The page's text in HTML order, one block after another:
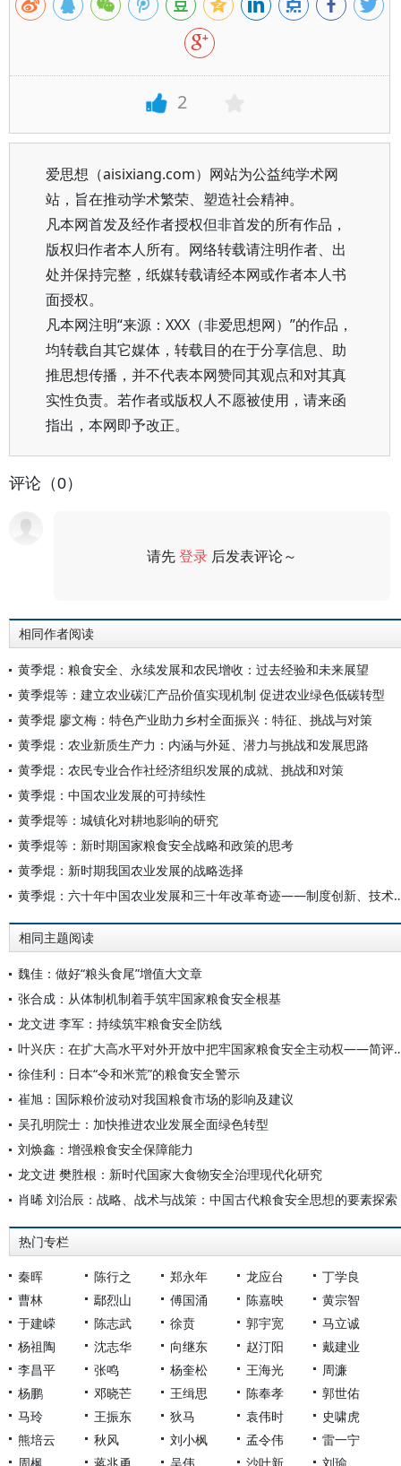
2
爱思想（aisixiang.com）网站为公益纯学术网
站，旨在推动学术繁荣、塑造社会精神。
凡本网首发及经作者授权但非首发的所有作品，
版权归作者本人所有。网络转载请注明作者、出
处并保持完整，纸媒转载请经本网或作者本人书
面授权。
凡本网注明“来源：XXX（非爱思想网）”的作品，
均转载自其它媒体，转载目的在于分享信息、助
推思想传播，并不代表本网赞同其观点和对其真
实性负责。若作者或版权人不愿被使用，请来函
指出，本网即予改正。
评论（0）
请先登录 后发表评论～
相同作者阅读
黄季焜：粮食安全、永续发展和农民增收：过去经验和未来展望
黄季焜等：建立农业碳汇产品价值实现机制 促进农业绿色低碳转型
黄季焜 廖文梅：特色产业助力乡村全面振兴：特征、挑战与对策
黄季焜：农业新质生产力：内涵与外延、潜力与挑战和发展思路
黄季焜：农民专业合作社经济组织发展的成就、挑战和对策
黄季焜：中国农业发展的可持续性
黄季焜等：城镇化对耕地影响的研究
黄季焜等：新时期国家粮食安全战略和政策的思考
黄季焜：新时期我国农业发展的战略选择
黄季焜：六十年中国农业发展和
相同主题阅读
魏佳：做好“粮头食尾”增值大文章
张合成：从体制机制着手筑牢国家粮食安全根基
龙文进 李军：持续筑牢粮食安全防线
叶兴庆：在扩大高水平对外开放中把牢国家粮
徐佳利：日本“令和米荒”的粮食安全警示
崔旭：国际粮价波动对我国粮食市场的影响及建议
吴孔明院士：加快推进农业发展全面绿色转型
刘焕鑫：增强粮食安全保障能力
龙文进 樊胜根：新时代国家大食物安全治理现代化研究
肖晞 刘治辰：战略、战术与战策：中国古代粮食安全思想的要素探索
热门专栏
秦晖 陈行之 郑永年 龙应台
丁学良
曹林
鄢烈山 傅国涌 陈嘉映
黄宗智
于建嵘
陈志武 徐贲 郭宇宽
马立诚
杨祖陶
沈志华 向继东 赵汀阳
戴建业
李昌平
张鸣 杨奎松 王海光
周濂
杨鹏
邓晓芒 王缉思 陈奉孝
郭世佑
马玲
王振东 狄马 袁伟时
史啸虎
熊培云
秋风 刘小枫 孟令伟
雷一宁